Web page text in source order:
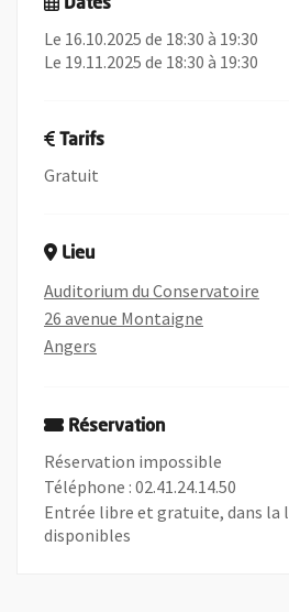
Dates
Le 16.10.2025 de 18:30 à 19:30
Le 19.11.2025 de 18:30 à 19:30
Tarifs
Gratuit
Lieu
Auditorium du Conservatoire
26 avenue Montaigne
Angers
Réservation
Réservation impossible
Téléphone : 02.41.24.14.50
Entrée libre et gratuite, dans la
disponibles